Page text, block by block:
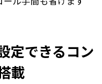
定できるコン
載